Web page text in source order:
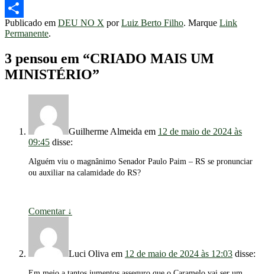
Telegram
Share
Publicado em DEU NO X porLuiz Berto Filho. Marque Link
Permanente.
3 pensou em “CRIADO MAIS UM
MINISTÉRIO”
Guilherme Almeida em 12 de maio de 2024 às
09:45 disse:
Alguém viu o magnânimo Senador Paulo Paim – RS se pronunciar
ou auxiliar na calamidade do RS?
Comentar ↓
Luci Oliva em 12 de maio de 2024 às 12:03 disse: